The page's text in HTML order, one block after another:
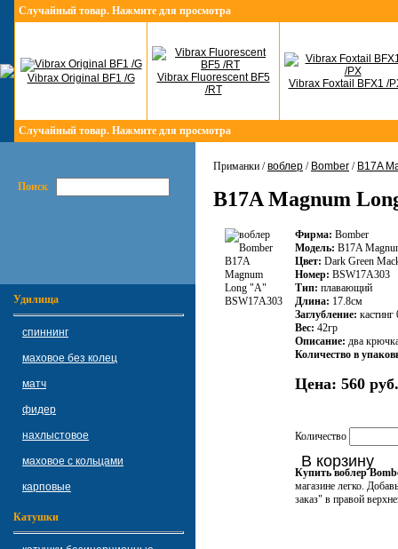
Случайный товар. Нажмите для просмотра
Vibrax Original BF1 /G
Vibrax Fluorescent BF5
/RT
Vibrax Foxtail BFX1 /
Случайный товар. Нажмите для просмотра
Поиск
Удилища
спиннинг
маховое без колец
матч
фидер
нахлыстовое
маховое с кольцами
карповые
Катушки
Приманки /воблер / Bomber / B17A
B17A Magnum
Фирма: Bomber
Модель: B17A
Цвет: Dark Green
Номер: BSW17A303
Тип: плавающий
Длина: 17.8см
Заглубление:
Вес: 42гр
Описание: два
Количество в
Цена: 560 руб.
Количество
В корзину
Купить воблер
магазине легко.
заказ" в правой